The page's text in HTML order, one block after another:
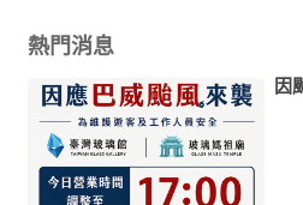
熱門消息
因